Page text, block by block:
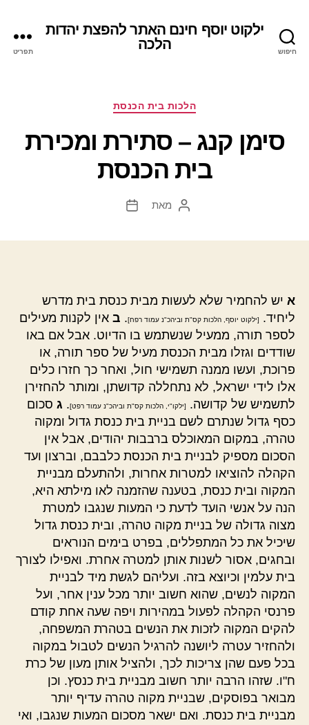
חיפוש
ילקוט יוסף חינם האתר להפצת יהדות
הלכה
תפריט
קטגוריות
הלכות בית הכנסת
סימן קנג – סתירת ומכירת
בית הכנסת
המחבר
מאת
תאריך
א יש להחמיר שלא לעשות מבית כנסת בית מדרש
ליחיד.
[ילקוט יוסף, הלכות קס"ת וביהכ"נ עמוד רפח]. ב אין לקנות מעילים
לספר תורה, ממעיל שנשתמש בו הדיוט. אבל אם באו
שודדים וגזלו מבית הכנסת מעיל של ספר תורה, או
פרוכת, ועשו ממנה תשמישי חול, ואחר כך חזרו כלים
אלו לידי ישראל, לא נתחללה קדושתן, ומותר להחזירן
לתשמיש של קדושה.
[ילקו"י, הלכות קס"ת וביהכ"נ עמוד רפט]. ג סכום
כסף גדול שנתרם לשם בניית בית כנסת גדול ומקוה
טהרה, במקום המאוכלס ברבבות יהודים, אבל אין
הסכום מספיק לבניית בית הכנסת כלבבם, וברצון ועד
הקהלה להוציאו למטרות אחרות, ולהתעלם מבניית
המקוה ובית כנסת, בטענה שהזמנה לאו מילתא היא,
הנה על אנשי הועד לדעת כי המעות שנגבו למטרת
מצוה גדולה של בניית מקוה טהרה, ובית כנסת גדול
שיכיל את כל המתפללים, בפרט בימים הנוראים
ובחגים, אסור לשנות אותן למטרה אחרת. ואפילו לצורך
בית עלמין וכיוצא בזה. ועליהם לגשת מיד לבניית
המקוה לנשים, שהוא חשוב יותר מכל ענין אחר, ועל
פרנסי הקהלה לפעול במהירות ויפה שעה אחת קודם
להקים המקוה לזכות את הנשים בטהרת המשפחה,
ולהחזיר עטרה ליושנה להרגיל הנשים לטבול במקוה
בכל פעם שהן צריכות לכך, ולהציל אותן מעון של כרת
ח"ו. שזהו הרבה יותר חשוב מבניית בית כנסץ. וכן
מבואר בפוסקים, שבניית מקוה טהרה עדיף יותר
מבניית בית כנסת. ואם ישאר מסכום המעות שנגבו, ואי